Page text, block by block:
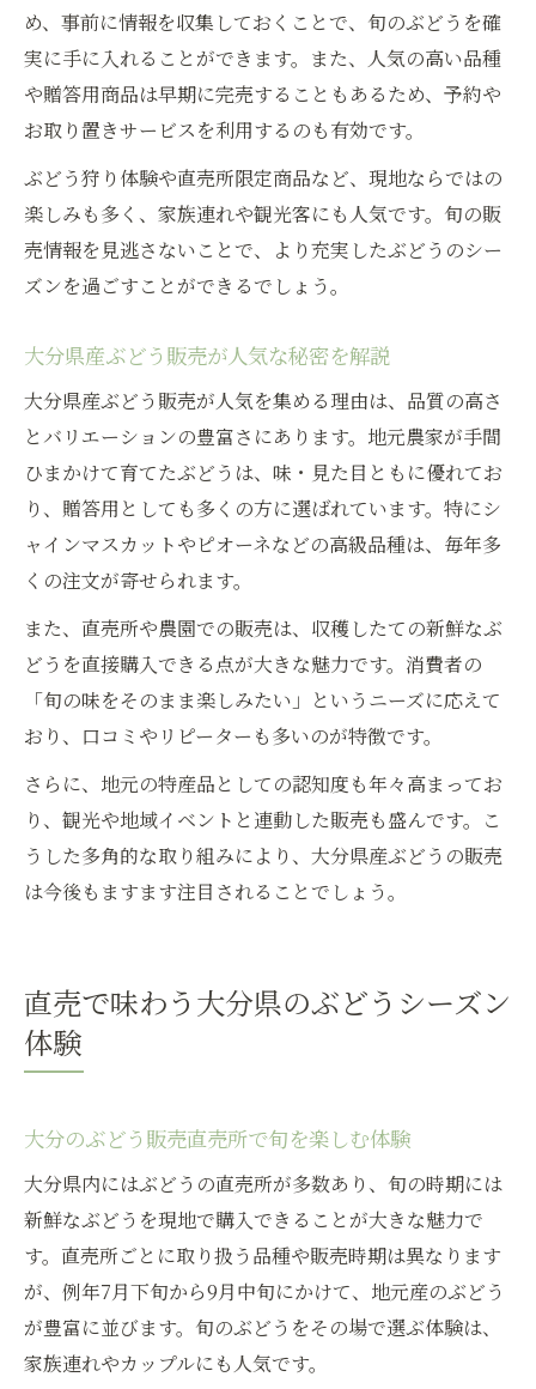
め、事前に情報を収集しておくことで、旬のぶどうを確
実に手に入れることができます。また、人気の高い品種
や贈答用商品は早期に完売することもあるため、予約や
お取り置きサービスを利用するのも有効です。
ぶどう狩り体験や直売所限定商品など、現地ならではの
楽しみも多く、家族連れや観光客にも人気です。旬の販
売情報を見逃さないことで、より充実したぶどうのシー
ズンを過ごすことができるでしょう。
大分県産ぶどう販売が人気な秘密を解説
大分県産ぶどう販売が人気を集める理由は、品質の高さ
とバリエーションの豊富さにあります。地元農家が手間
ひまかけて育てたぶどうは、味・見た目ともに優れてお
り、贈答用としても多くの方に選ばれています。特にシ
ャインマスカットやピオーネなどの高級品種は、毎年多
くの注文が寄せられます。
また、直売所や農園での販売は、収穫したての新鮮なぶ
どうを直接購入できる点が大きな魅力です。消費者の
「旬の味をそのまま楽しみたい」というニーズに応えて
おり、口コミやリピーターも多いのが特徴です。
さらに、地元の特産品としての認知度も年々高まってお
り、観光や地域イベントと連動した販売も盛んです。こ
うした多角的な取り組みにより、大分県産ぶどうの販売
は今後もますます注目されることでしょう。
直売で味わう大分県のぶどうシーズン
体験
大分のぶどう販売直売所で旬を楽しむ体験
大分県内にはぶどうの直売所が多数あり、旬の時期には
新鮮なぶどうを現地で購入できることが大きな魅力で
す。直売所ごとに取り扱う品種や販売時期は異なります
が、例年7月下旬から9月中旬にかけて、地元産のぶどう
が豊富に並びます。旬のぶどうをその場で選ぶ体験は、
家族連れやカップルにも人気です。